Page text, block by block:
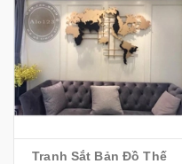
Tranh Sắt Bản Đồ Thế